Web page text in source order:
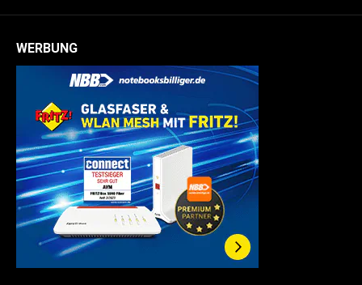
WERBUNG